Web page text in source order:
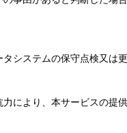
システムの保守点検又は
により、本サービスの提